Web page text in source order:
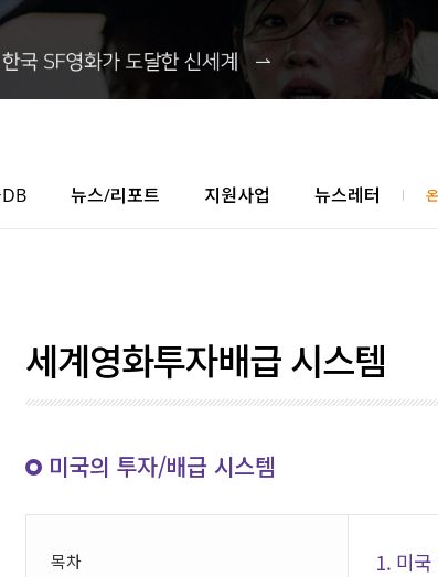
뉴스/리포트 지원사업 뉴스레터
세계영화투자배급 시스템
미국의 투자/배급 시스템
목차 1. 미국